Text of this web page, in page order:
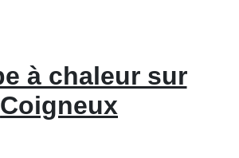
à chaleur sur
Coigneux